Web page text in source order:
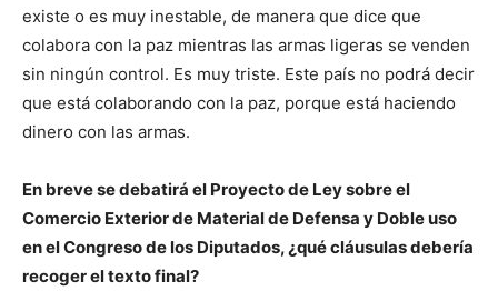
existe o es muy inestable, de manera que dice que
colabora con la paz mientras las armas ligeras se venden
sin ningún control. Es muy triste. Este país no podrá decir
que está colaborando con la paz, porque está haciendo
dinero con las armas.
En breve se debatirá el Proyecto de Ley sobre el
Comercio Exterior de Material de Defensa y Doble uso
en el Congreso de los Diputados, ¿qué cláusulas debería
recoger el texto final?